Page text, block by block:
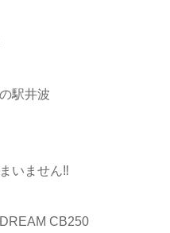
駅井波
いません‼️
CB250